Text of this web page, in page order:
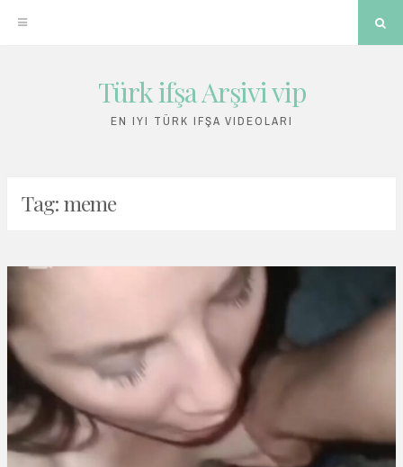
Türk ifşa Arşivi vip
EN IYI TÜRK IFŞA VIDEOLARI
Tag:meme